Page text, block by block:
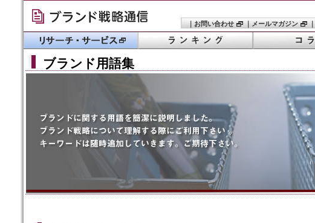
｜ お問い合わせ ｜ メールマガジン ｜
ブランド用語集